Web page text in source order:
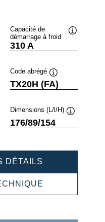
Capacité de
démarrage à froid
310 A
Code abrégé
Infobulle
TX20H (FA)
Dimensions (L/l/H)
176/89/154
DÉTAILS
ACTIVE
518909031